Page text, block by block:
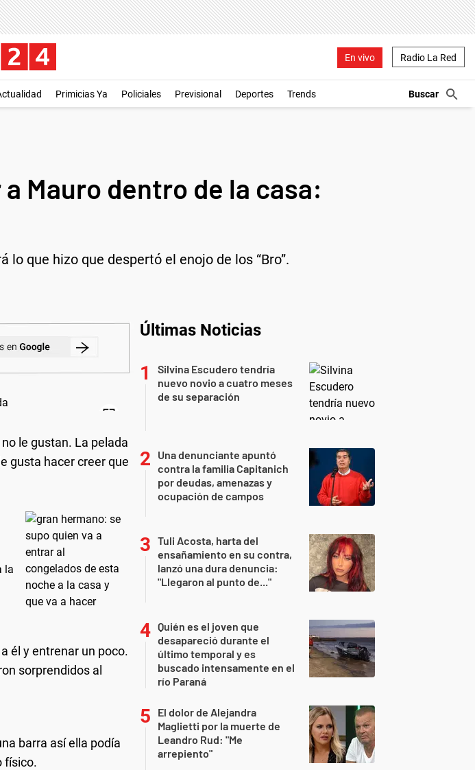
En vivo Radio La Red
Primicias Ya Policiales Previsional Deportes Trends
Mauro dentro de la casa:
que hizo que despertó el enojo de los “Bro”.
le gustan. La pelada
gusta hacer creer que
la
él y entrenar un poco.
sorprendidos al
barra así ella podía
físico.
Últimas Noticias
Silvina Escudero tendría
nuevo novio a cuatro meses
de su separación
Una denunciante apuntó
contra la familia Capitanich
por deudas, amenazas y
ocupación de campos
Tuli Acosta, harta del
ensañamiento en su contra,
lanzó una dura denuncia:
"Llegaron al punto de..."
Quién es el joven que
desapareció durante el
último temporal y es
buscado intensamente en el
río Paraná
El dolor de Alejandra
Maglietti por la muerte de
Leandro Rud: "Me
arrepiento"